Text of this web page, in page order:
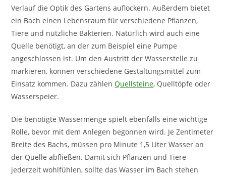
Verlauf die Optik des Gartens auflockern. Außerdem bietet
ein Bach einen Lebensraum für verschiedene Pflanzen,
Tiere und nützliche Bakterien. Natürlich wird auch eine
Quelle benötigt, an der zum Beispiel eine Pumpe
angeschlossen ist. Um den Austritt der Wasserstelle zu
markieren, können verschiedene Gestaltungsmittel zum
Einsatz kommen. Dazu zählenQuellsteine, Quelltöpfe oder
Wasserspeier.
Die benötigte Wassermenge spielt ebenfalls eine wichtige
Rolle, bevor mit dem Anlegen begonnen wird. Je Zentimeter
Breite des Bachs, müssen pro Minute 1,5 Liter Wasser an
der Quelle abfließen. Damit sich Pflanzen und Tiere
jederzeit wohlfühlen, sollte das Wasser im Bach stehen